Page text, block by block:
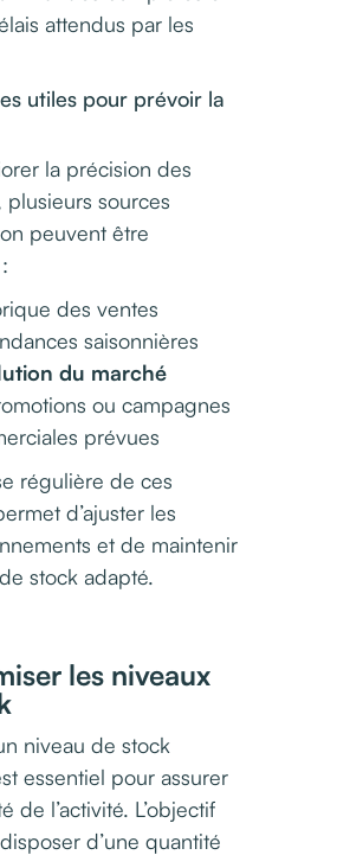
attendus par les
utiles pour prévoir la
la précision des
plusieurs sources
peuvent être
des ventes
saisonnières
du marché
ou campagnes
prévues
régulière de ces
d’ajuster les
et de maintenir
stock adapté.
les niveaux
niveau de stock
essentiel pour assurer
de l’activité. L’objectif
d’une quantité